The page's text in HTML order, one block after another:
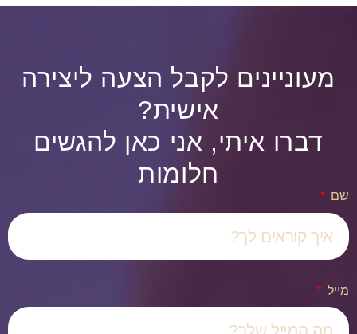
מעוניינים לקבל הצעה ליצירה
אישית?
דברו איתי, אני כאן להגשים
חלומות
שם
מייל